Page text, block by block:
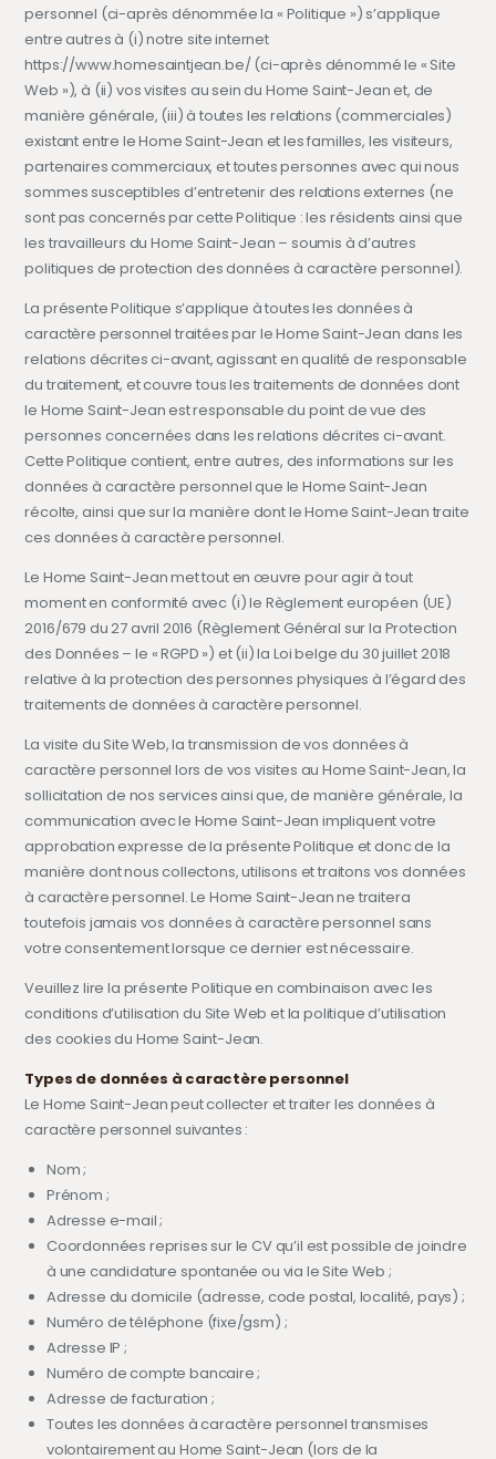
personnel (ci-après dénommée la « Politique ») s’applique
entre autres à (i) notre site internet
https://www.homesaintjean.be/ (ci-après dénommé le « Site
Web »), à (ii) vos visites au sein du Home Saint-Jean et, de
manière générale, (iii) à toutes les relations (commerciales)
existant entre le Home Saint-Jean et les familles, les visiteurs,
partenaires commerciaux, et toutes personnes avec qui nous
sommes susceptibles d’entretenir des relations externes (ne
sont pas concernés par cette Politique : les résidents ainsi que
les travailleurs du Home Saint-Jean – soumis à d’autres
politiques de protection des données à caractère personnel).
La présente Politique s’applique à toutes les données à
caractère personnel traitées par le Home Saint-Jean dans les
relations décrites ci-avant, agissant en qualité de responsable
du traitement, et couvre tous les traitements de données dont
le Home Saint-Jean est responsable du point de vue des
personnes concernées dans les relations décrites ci-avant.
Cette Politique contient, entre autres, des informations sur les
données à caractère personnel que le Home Saint-Jean
récolte, ainsi que sur la manière dont le Home Saint-Jean traite
ces données à caractère personnel.
Le Home Saint-Jean met tout en œuvre pour agir à tout
moment en conformité avec (i) le Règlement européen (UE)
2016/679 du 27 avril 2016 (Règlement Général sur la Protection
des Données – le « RGPD ») et (ii) la Loi belge du 30 juillet 2018
relative à la protection des personnes physiques à l’égard des
traitements de données à caractère personnel.
La visite du Site Web, la transmission de vos données à
caractère personnel lors de vos visites au Home Saint-Jean, la
sollicitation de nos services ainsi que, de manière générale, la
communication avec le Home Saint-Jean impliquent votre
approbation expresse de la présente Politique et donc de la
manière dont nous collectons, utilisons et traitons vos données
à caractère personnel. Le Home Saint-Jean ne traitera
toutefois jamais vos données à caractère personnel sans
votre consentement lorsque ce dernier est nécessaire.
Veuillez lire la présente Politique en combinaison avec les
conditions d’utilisation du Site Web et la politique d’utilisation
des cookies du Home Saint-Jean.
Types de données à caractère personnel
Le Home Saint-Jean peut collecter et traiter les données à
caractère personnel suivantes :
Nom ;
Prénom ;
Adresse e-mail ;
Coordonnées reprises sur le CV qu’il est possible de joindre
à une candidature spontanée ou via le Site Web ;
Adresse du domicile (adresse, code postal, localité, pays) ;
Numéro de téléphone (fixe/gsm) ;
Adresse IP ;
Numéro de compte bancaire ;
Adresse de facturation ;
Toutes les données à caractère personnel transmises
volontairement au Home Saint-Jean (lors de la